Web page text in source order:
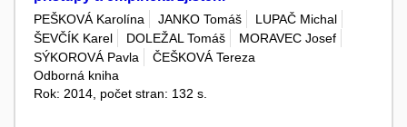
PEŠKOVÁ Karolína JANKO Tomáš
LUPAČ Michal
ŠEVČÍK Karel
DOLEŽAL Tomáš
MORAVEC Josef
SÝKOROVÁ Pavla
ČEŠKOVÁ Tereza
Odborná kniha
Rok: 2014, počet stran: 132 s.